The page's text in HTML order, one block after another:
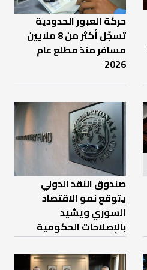
حركة العبور الحدودية
تسجّل أكثر من 8 ملايين
مسافر منذ مطلع عام
2026
صندوق النقد الدولي
يتوقع نمو الاقتصاد
السوري ويشيد
بالإصلاحات الحكومية